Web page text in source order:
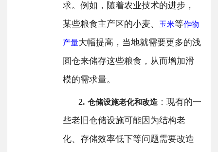
求。例如，随着农业技术的进步，
某些粮食主产区的小麦、
玉米等作物
产量大幅提高，当地就需要更多的浅
圆仓来储存这些粮食，从而增加滑
模的需求量。
2. 仓储设施老化和改造：现有的一
些老旧仓储设施可能因为结构老
化、存储效率低下等问题需要改造